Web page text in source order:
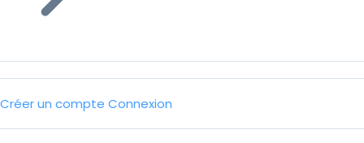
Créer un compte Connexion